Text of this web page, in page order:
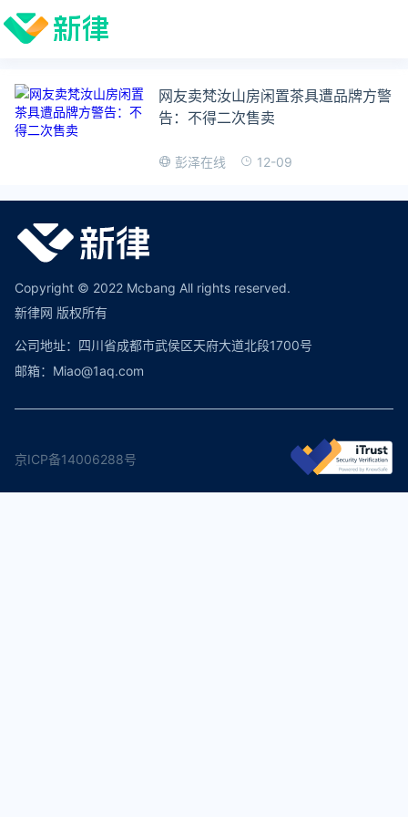
网友卖梵汝山房闲置茶具遭品牌方警
告：不得二次售卖
彭泽在线 12-09
Copyright © 2022 Mcbang All rights reserved.
新律网 版权所有
公司地址：四川省成都市武侯区天府大道北段1700号
邮箱：Miao@1aq.com
京ICP备14006288号